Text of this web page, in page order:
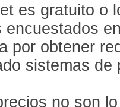
es gratuito o
por obtener
sistemas de
no son